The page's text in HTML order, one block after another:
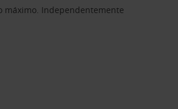
máximo. Independentemente